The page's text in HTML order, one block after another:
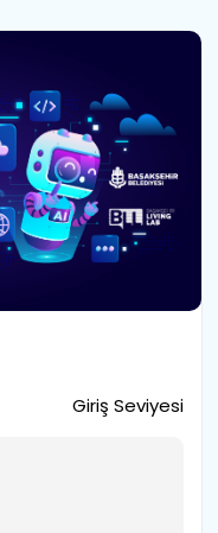
Giriş Seviyesi